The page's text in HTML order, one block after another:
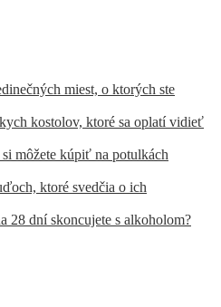
miest, o ktorých ste
kostolov, ktoré sa oplatí vidieť
môžete kúpiť na potulkách
ktoré svedčia o ich
28 dní skoncujete s alkoholom?